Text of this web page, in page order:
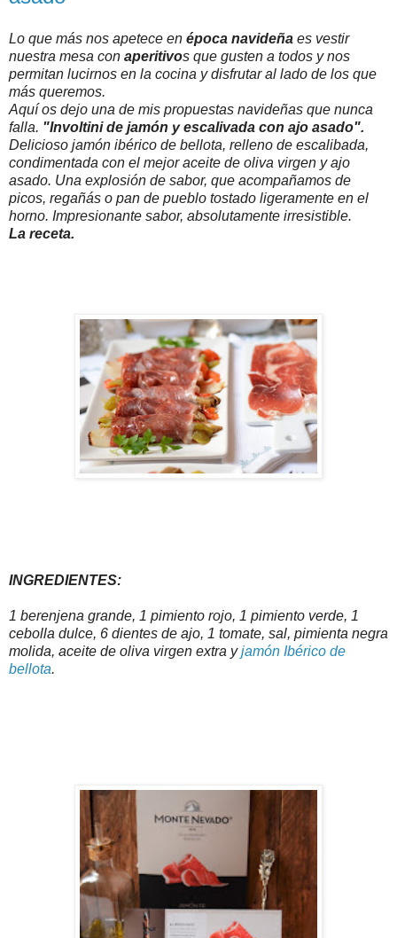
Lo que más nos apetece en época navideña es vestir
nuestra mesa con aperitivos que gusten a todos y nos
permitan lucirnos en la cocina y disfrutar al lado de los que
más queremos.
Aquí os dejo una de mis propuestas navideñas que nunca
falla. "Involtini de jamón y escalivada con ajo asado".
Delicioso jamón ibérico de bellota, relleno de escalibada,
condimentada con el mejor aceite de oliva virgen y ajo
asado. Una explosión de sabor, que acompañamos de
picos, regañás o pan de pueblo tostado ligeramente en el
horno. Impresionante sabor, absolutamente irresistible.
La receta.
INGREDIENTES:
1 berenjena grande, 1 pimiento rojo, 1 pimiento verde, 1
cebolla dulce, 6 dientes de ajo, 1 tomate, sal, pimienta negra
molida, aceite de oliva virgen extra yjamón Ibérico de
bellota.